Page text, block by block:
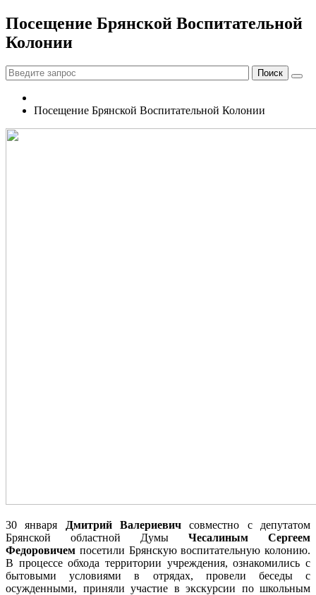
Посещение Брянской Воспитательной
Колонии
Посещение Брянской Воспитательной Колонии
30 января Дмитрий Валериевич совместно с депутатом
Брянской областной Думы Чесалиным Сергеем
Федоровичем посетили Брянскую воспитательную колонию.
В процессе обхода территории учреждения, ознакомились с
бытовыми условиями в отрядах, провели беседы с
осужденными, приняли участие в экскурсии по школьным